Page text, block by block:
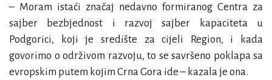
– Moram istaći značaj nedavno formiranog Centra za
sajber bezbjednost i razvoj sajber kapaciteta u
Podgorici, koji je središte za cijeli Region, i kada
govorimo o održivom razvoju, to se savršeno poklapa sa
evropskim putem kojim Crna Gora ide – kazala je ona.